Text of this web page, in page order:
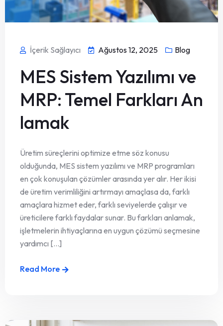
İçerik Sağlayıcı Ağustos 12, 2025 Blog
MES Sistem Yazılımı ve
MRP: Temel Farkları An
lamak
Üretim süreçlerini optimize etme söz konusu
olduğunda, MES sistem yazılımı ve MRP programları
en çok konuşulan çözümler arasında yer alır. Her ikisi
de üretim verimliliğini artırmayı amaçlasa da, farklı
amaçlara hizmet eder, farklı seviyelerde çalışır ve
üreticilere farklı faydalar sunar. Bu farkları anlamak,
işletmelerin ihtiyaçlarına en uygun çözümü seçmesine
yardımcı [...]
Read More